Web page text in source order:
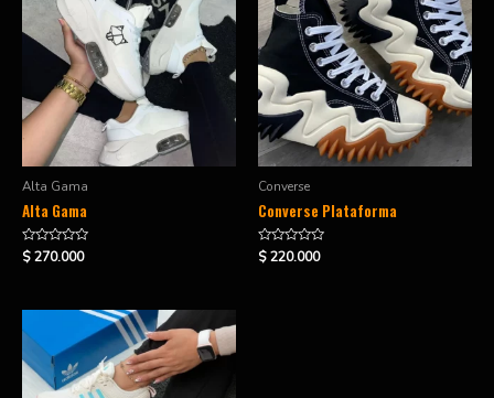
Alta Gama
Alta Gama
Valorado
en
$270.000
Converse
Converse Plataforma
Valorado
en
$220.000